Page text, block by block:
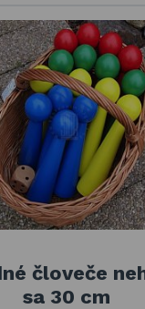
človeče
sa 30 cm